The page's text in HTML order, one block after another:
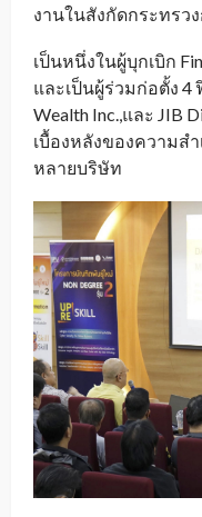
งานในสังกัดกระทรว
เป็นหนึ่งในผู้บุกเบิก
และเป็นผู้ร่วมก่อตั้ง 4
Wealth Inc.,และ JIB
เบื้องหลังของความส
หลายบริษัท